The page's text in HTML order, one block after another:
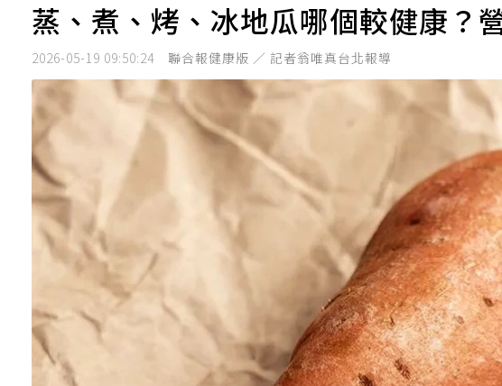
蒸、煮、烤、冰地瓜哪個較健康？
2026-05-19 09:50:24 聯合報健康版 ／ 記者翁唯真台北報導